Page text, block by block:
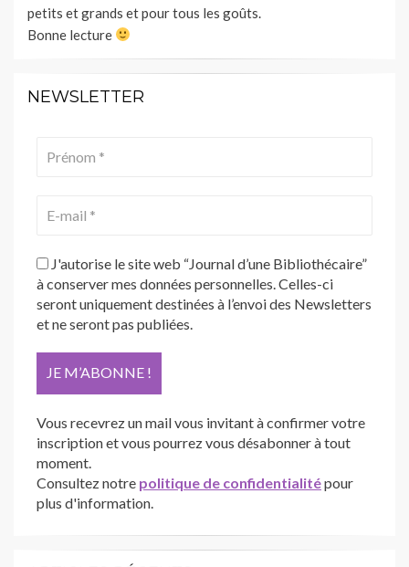
petits et grands et pour tous les goûts.
Bonne lecture
NEWSLETTER
J'autorise le site web “Journal d’une Bibliothécaire”
à conserver mes données personnelles. Celles-ci
seront uniquement destinées à l’envoi des Newsletters
et ne seront pas publiées.
Vous recevrez un mail vous invitant à confirmer votre
inscription et vous pourrez vous désabonner à tout
moment.
Consultez notre politique de confidentialitépour
plus d'information.